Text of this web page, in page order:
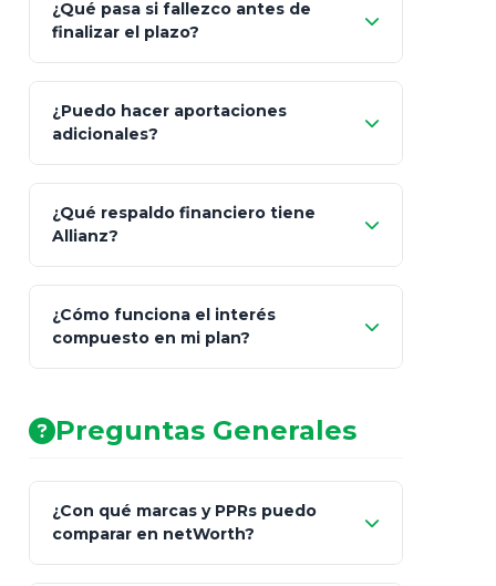
"Switching" (cambio de fondos)
¿Qué pasa si fallezco antes de
finalizar el plazo?
100% a tus
beneficiarios designados
¿Puedo hacer aportaciones
adicionales?
¿Qué respaldo financiero tiene
Allianz?
AA (Muy Fuerte)
¿Cómo funciona el interés
compuesto en mi plan?
Preguntas Generales
¿Con qué marcas y PPRs puedo
comparar en netWorth?